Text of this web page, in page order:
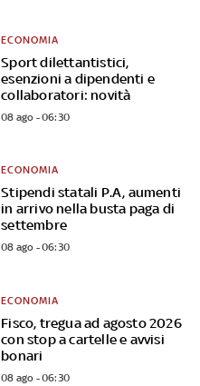
Sport dilettantistici,
esenzioni a dipendenti e
collaboratori: novità
ECONOMIA
08 ago - 06:30
Stipendi statali P.A, aumenti
in arrivo nella busta paga di
settembre
ECONOMIA
08 ago - 06:30
Fisco, tregua ad agosto 2026
con stop a cartelle e avvisi
bonari
ECONOMIA
08 ago - 06:30